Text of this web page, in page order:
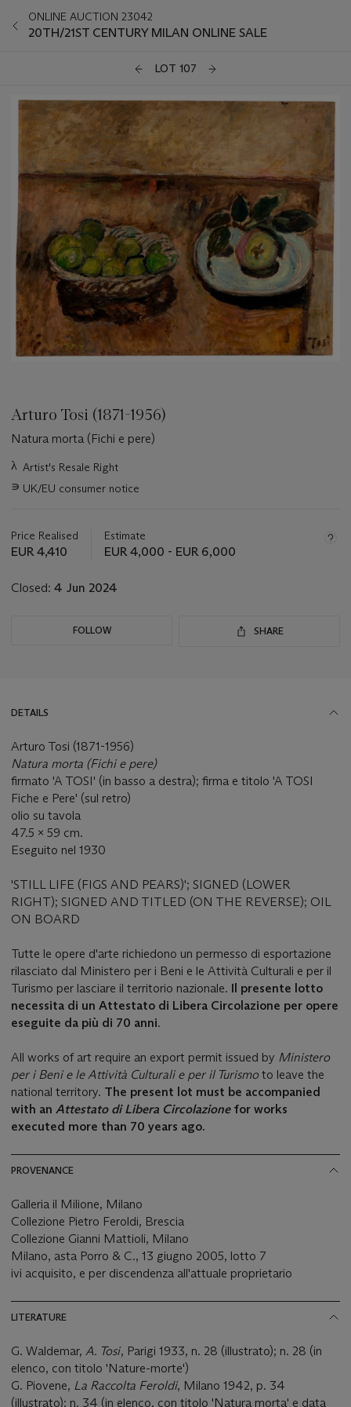
ONLINE AUCTION 23042
20TH/21ST CENTURY MILAN ONLINE SALE
LOT 107
Arturo Tosi (1871-1956)
Natura morta (Fichi e pere)
Important
about
λ Artist's Resale Right
∍ UK/EU consumer notice
Price Realised
EUR 4,410
Estimate
EUR 4,000 - EUR 6,000
Closed: 4 Jun 2024
FOLLOW SHARE
DETAILS
Arturo Tosi (1871-1956)
Natura morta (Fichi e pere)
firmato 'A TOSI' (in basso a destra); firma e titolo 'A TOSI
Fiche e Pere' (sul retro)
olio su tavola
47.5 x 59 cm.
Eseguito nel 1930
'STILL LIFE (FIGS AND PEARS)'; SIGNED (LOWER
RIGHT); SIGNED AND TITLED (ON THE REVERSE); OIL
ON BOARD
Tutte le opere d'arte richiedono un permesso di esportazione
rilasciato dal Ministero per i Beni e le Attività Culturali e per il
Turismo per lasciare il territorio nazionale. Il presente lotto
necessita di un Attestato di Libera Circolazione per opere
eseguite da più di 70 anni.
All works of art require an export permit issued by Ministero
per i Beni e le Attività Culturali e per il Turismoto leave the
national territory. The present lot must be accompanied
with an Attestato di Libera Circolazione for works
executed more than 70 years ago.
PROVENANCE
Galleria il Milione, Milano
Collezione Pietro Feroldi, Brescia
Collezione Gianni Mattioli, Milano
Milano, asta Porro & C., 13 giugno 2005, lotto 7
ivi acquisito, e per discendenza all'attuale proprietario
LITERATURE
G. Waldemar, A. Tosi, Parigi 1933, n. 28 (illustrato); n. 28 (in
elenco, con titolo 'Nature-morte')
G. Piovene, La Raccolta Feroldi, Milano 1942, p. 34
(illustrato); n. 34 (in elenco, con titolo 'Natura morta' e data